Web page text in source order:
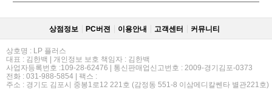
상점정보 PC버젼 이용안내 고객센터 커뮤니티
상호명 : LP 플러스
대표 : 김한백 | 개인정보 보호 책임자 : 김한백
사업자등록번호 :109-28-62476 | 통신판매업신고번호 : 2009-경기김포-0373
전화 : 031-988-5854 | 팩스 :
주소 : 경기도 김포시 중봉1로12 221호 (감정동 551-8 이삼메디칼쎈타 별관221호)